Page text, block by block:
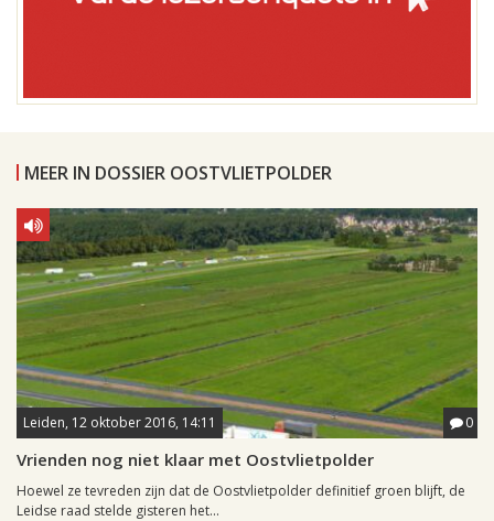
MEER IN DOSSIER OOSTVLIETPOLDER
Leiden, 12 oktober 2016, 14:11 0
Vrienden nog niet klaar met Oostvlietpolder
Hoewel ze tevreden zijn dat de Oostvlietpolder definitief groen blijft, de
Leidse raad stelde gisteren het...